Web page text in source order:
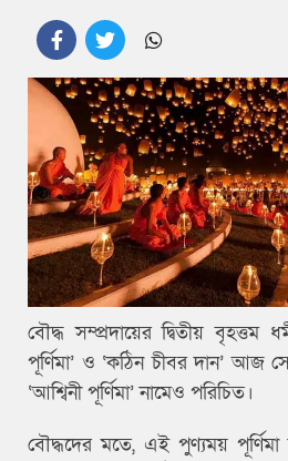
বৌদ্ধ সম্প্রদায়ের দ্বিতীয় বৃহত্তম
পূর্ণিমা’ ও ‘কঠিন চীবর দান’ আজ
‘আশ্বিনী পূর্ণিমা’ নামেও পরিচিত।
বৌদ্ধদের মতে, এই পুণ্যময়